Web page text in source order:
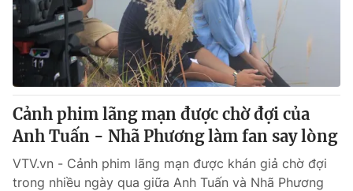
Cảnh phim lãng mạn được chờ đợi của
Anh Tuấn - Nhã Phương làm fan say lòng
VTV.vn - Cảnh phim lãng mạn được khán giả chờ đợi
trong nhiều ngày qua giữa Anh Tuấn và Nhã Phương